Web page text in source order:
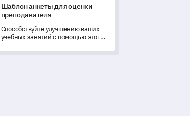
Шаблон анкеты для оценки
преподавателя
Способствуйте улучшению ваших
учебных занятий с помощью этого
предназначенного для оценки